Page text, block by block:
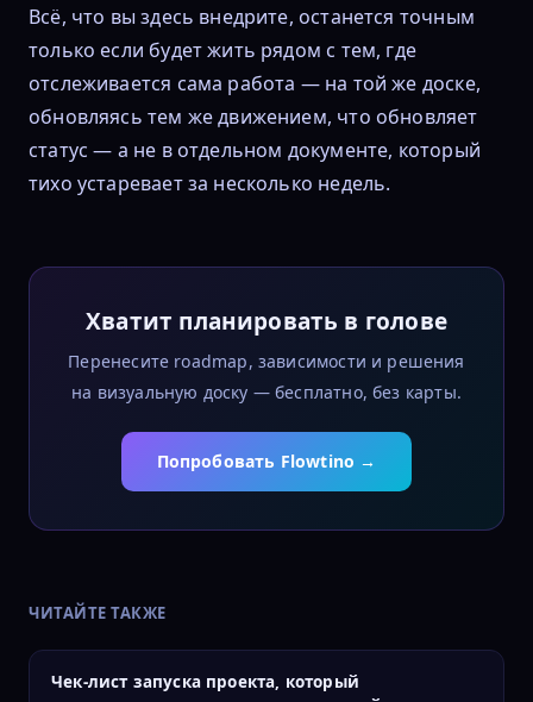
Всё, что вы здесь внедрите, останется точным
только если будет жить рядом с тем, где
отслеживается сама работа — на той же доске,
обновляясь тем же движением, что обновляет
статус — а не в отдельном документе, который
тихо устаревает за несколько недель.
Хватит планировать в голове
Перенесите roadmap, зависимости и решения
на визуальную доску — бесплатно, без карты.
Попробовать Flowtino →
ЧИТАЙТЕ ТАКЖЕ
Чек-лист запуска проекта, который